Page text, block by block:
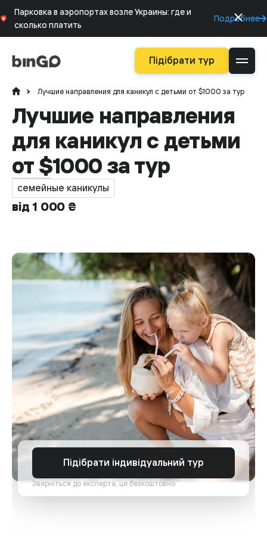
Парковка в аэропортах возле Украины: где и
сколько платить
Подробнее
Підібрати тур
Лучшие направления для каникул с детьми от $1000 за тур
Лучшие направления
для каникул с детьми
от $1000 за тур
семейные каникулы
від 1 000 ₴
Підібрати індивідуальний тур
Зверніться до експерта, це безкоштовно